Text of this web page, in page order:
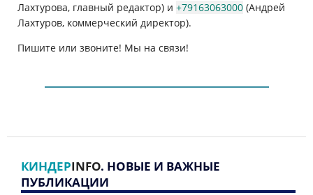
Лахтурова, главный редактор) и +79163063000 (Андрей
Лахтуров, коммерческий директор).
Пишите или звоните! Мы на связи!
КИНДЕРINFO. НОВЫЕ И ВАЖНЫЕ
ПУБЛИКАЦИИ